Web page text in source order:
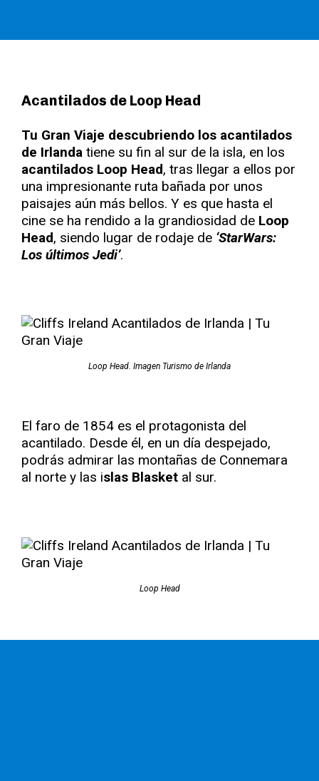
Acantilados de Loop Head
Tu Gran Viaje descubriendo los acantilados
de Irlanda tiene su fin al sur de la isla, en los
acantilados Loop Head, tras llegar a ellos por
una impresionante ruta bañada por unos
paisajes aún más bellos. Y es que hasta el
cine se ha rendido a la grandiosidad de Loop
Head, siendo lugar de rodaje de ‘StarWars:
Los últimos Jedi’.
Loop Head. Imagen Turismo de Irlanda
El faro de 1854 es el protagonista del
acantilado. Desde él, en un día despejado,
podrás admirar las montañas de Connemara
al norte y las islas Blasket al sur.
Loop Head